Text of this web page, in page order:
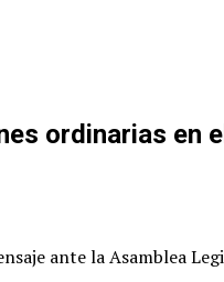
ordinarias en
ante la Asamblea